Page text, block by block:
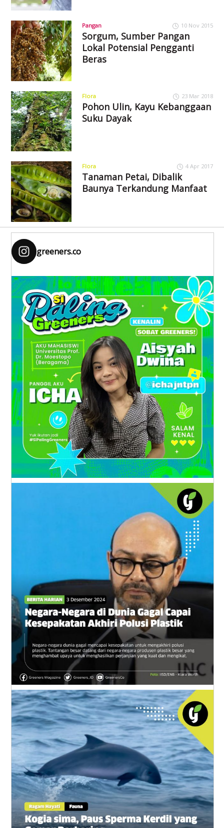
Pangan 10 Nov 2015
Sorgum, Sumber Pangan
Lokal Potensial Pengganti
Beras
Flora 23 Mar 2018
Pohon Ulin, Kayu Kebanggaan
Suku Dayak
Flora 4 Apr 2017
Tanaman Petai, Dibalik
Baunya Terkandung Manfaat
greeners.co